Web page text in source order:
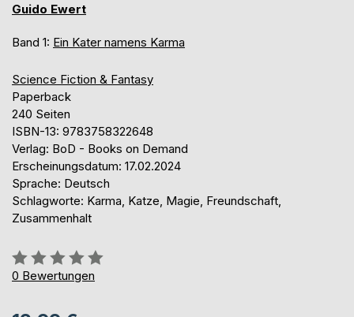
Guido Ewert
Band 1: Ein Kater namens Karma
Science Fiction & Fantasy
Paperback
240 Seiten
ISBN-13: 9783758322648
Verlag: BoD - Books on Demand
Erscheinungsdatum: 17.02.2024
Sprache: Deutsch
Schlagworte: Karma, Katze, Magie, Freundschaft,
Zusammenhalt
Bewertung::
0%
0 Bewertungen